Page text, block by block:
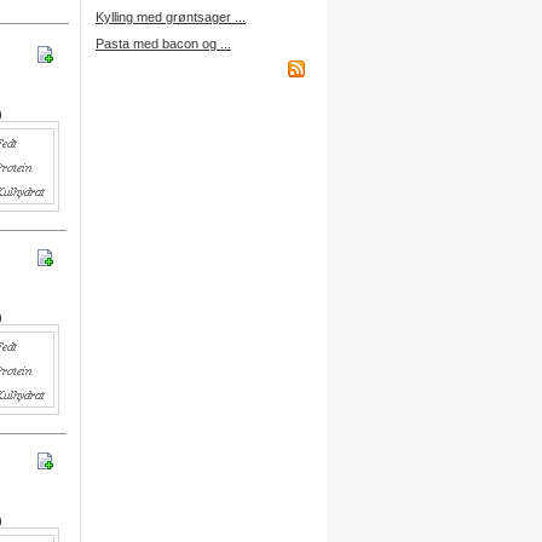
For at benytte SMS funktionen,
købt et abonnement.
Kylling med grøntsager ...
Pasta med bacon og ...